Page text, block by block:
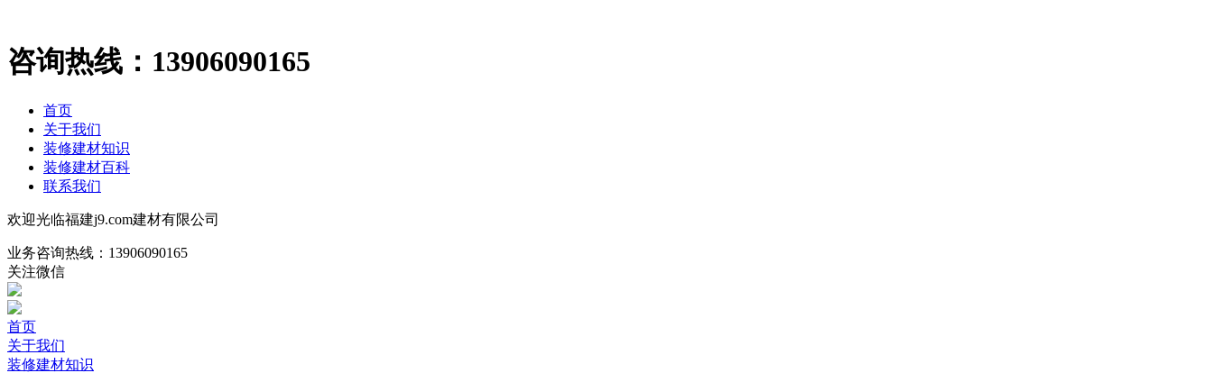
咨询热线： 13906090165
首页
关于我们
装修建材知识
装修建材百科
联系我们
欢迎光临福建j9.com建材有限公司
业务咨询热线： 13906090165
关注微信
首页
关于我们
装修建材知识